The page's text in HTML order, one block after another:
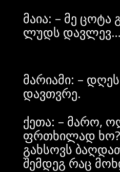
მაია: – მე
ლუდს დავლევ…
მარიამი: –
დავთვრე.
ქეთა: – მარო,
ფრთხილად
გახსოვს
შემდეგ რაც